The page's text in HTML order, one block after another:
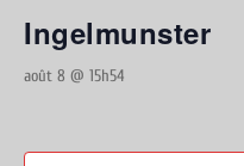
Ingelmunster
août 8 @ 15h54